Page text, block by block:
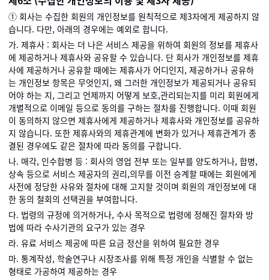
① 회사는 수집한 회원의 개인정보를 원칙적으로 제3자에게 제공하지 않
습니다. 다만, 아래의 경우에는 예외로 합니다.
가. 제휴사 : 회사는 더 나은 서비스 제공을 위하여 회원의 정보를 제휴사
에 제공하거나 제휴사와 공유할 수 있습니다. 단 회사가 개인정보를 제휴
사에 제공하거나 공유할 때에는 제휴사가 어디인지, 제공하거나 공유하
는 개인정보 항목은 무엇인지, 왜 그러한 개인정보가 제공되거나 공유되
어야 하는 지, 그리고 언제까지 어떻게 보호,관리되는지를 미리 회원에게
개별적으로 이메일 등으로 동의를 구하는 절차를 진행합니다. 이때 회원
이 동의하지 않으면 제휴사에게 제공하거나 제휴사와 개인정보를 공유하
지 않습니다. 또한 제휴사와의 제휴관계에 변화가 있거나 제휴관계가 종
결된 경우에도 같은 절차에 따라 동의를 구합니다.
나. 매각, 인수합병 등 : 회사의 영업 전부 또는 일부를 양도하거나, 합병,
상속 등으로 서비스 제공자의 권리,의무를 이전 승계할 때에는 회원에게
사전에 정당한 사유와 절차에 대해 고지할 것이며 회원의 개인정보에 대
한 동의 철회의 선택권을 부여합니다.
다. 법령의 규정에 의거하거나, 수사 목적으로 법령에 정해진 절차와 방
법에 따라 수사기관의 요구가 있는 경우
라. 유료 서비스 제공에 따른 요금 정산을 위하여 필요한 경우
마. 통계작성, 학술연구나 시장조사를 위해 특정 개인을 식별할 수 없는
형태로 가공하여 제공하는 경우